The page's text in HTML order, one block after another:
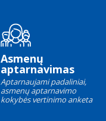
Asmenų
aptarnavimas
Aptarnaujami padaliniai,
asmenų aptarnavimo
kokybės vertinimo anketa